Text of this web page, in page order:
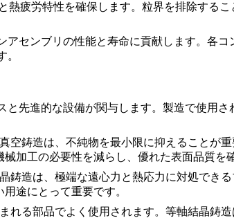
疲労特性を確保します。粒界を排除する
センブリの性能と寿命に貢献します。各コ
先進的な設備が関与します。製造で使用
真空鋳造は、不純物を最小限に抑えることが
加工の必要性を減らし、優れた表面品質を
鋳造は、極端な遠心力と熱応力に対処でき
途にとって重要です。
れる部品でよく使用されます。 等軸結晶鋳造